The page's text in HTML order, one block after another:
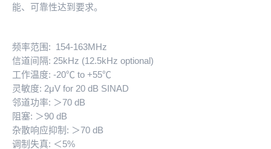
能、可靠性达到要求。
频率范围: 154-163MHz
信道间隔: 25kHz (12.5kHz optional)
工作温度: -20℃ to +55℃
灵敏度: 2μV for 20 dB SINAD
邻道功率: ＞70 dB
阻塞: ＞90 dB
杂散响应抑制: ＞70 dB
调制失真: ＜5%